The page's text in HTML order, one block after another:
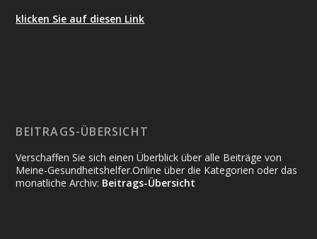
klicken Sie auf diesen Link
BEITRAGS-ÜBERSICHT
Verschaffen Sie sich einen Überblick über alle Beiträge von
Meine-Gesundheitshelfer.Online über die Kategorien oder das
monatliche Archiv: Beitrags-Übersicht